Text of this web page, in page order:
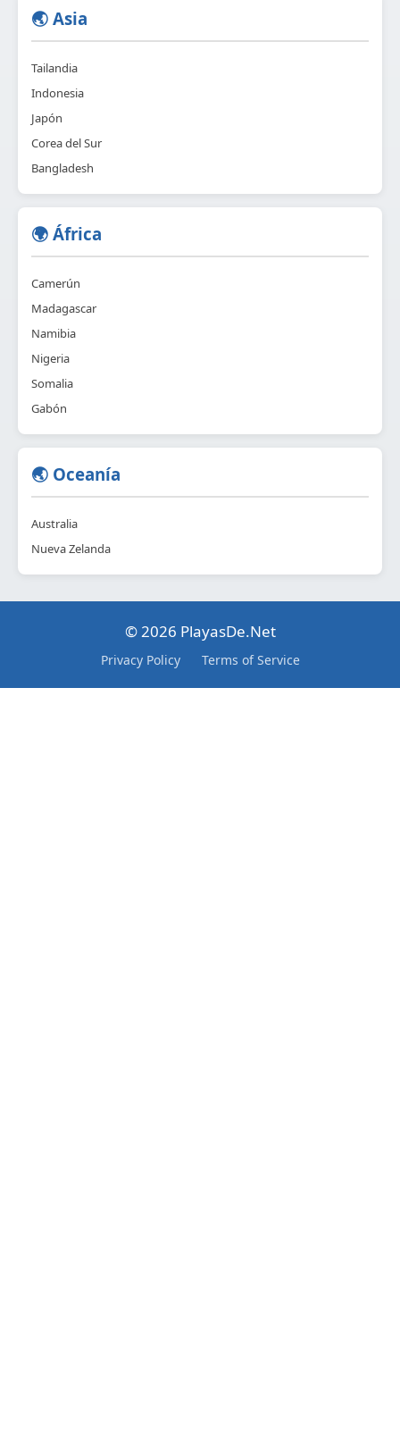
🌏 Asia
Tailandia
Indonesia
Japón
Corea del Sur
Bangladesh
🌍 África
Camerún
Madagascar
Namibia
Nigeria
Somalia
Gabón
🌏 Oceanía
Australia
Nueva Zelanda
© 2026 PlayasDe.Net
Privacy Policy Terms of Service